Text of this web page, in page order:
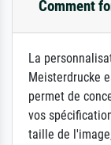
Comment
La
Meisterdrucke
permet de
vos
taille de